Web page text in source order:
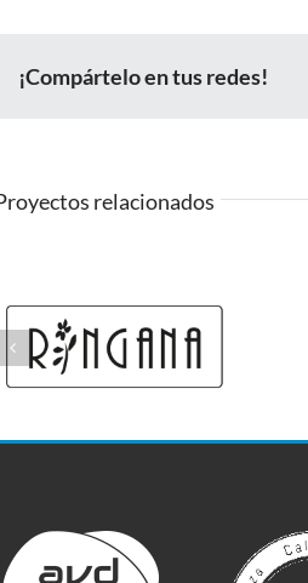
¡Compártelo en tus redes!
relacionados